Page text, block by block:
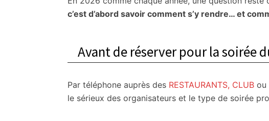
c’est d’abord savoir comment s’y rendre… et
Avant de réserver pour la soirée
Par téléphone auprès des RESTAURANTS, CLUB ou
le sérieux des organisateurs et le type de soirée